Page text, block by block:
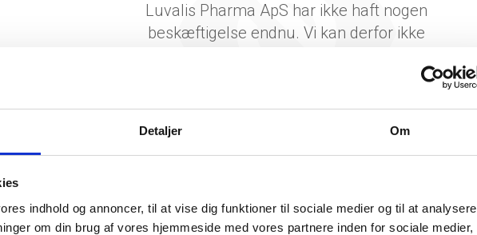
Detaljer Om
indhold og annoncer, til at vise dig funktioner til sociale medier og til at analysere
om din brug af vores hjemmeside med vores partnere inden for sociale medier,
Luvalis Pharma ApS har ikke haft nogen
beskæftigelse endnu. Vi kan derfor ikke